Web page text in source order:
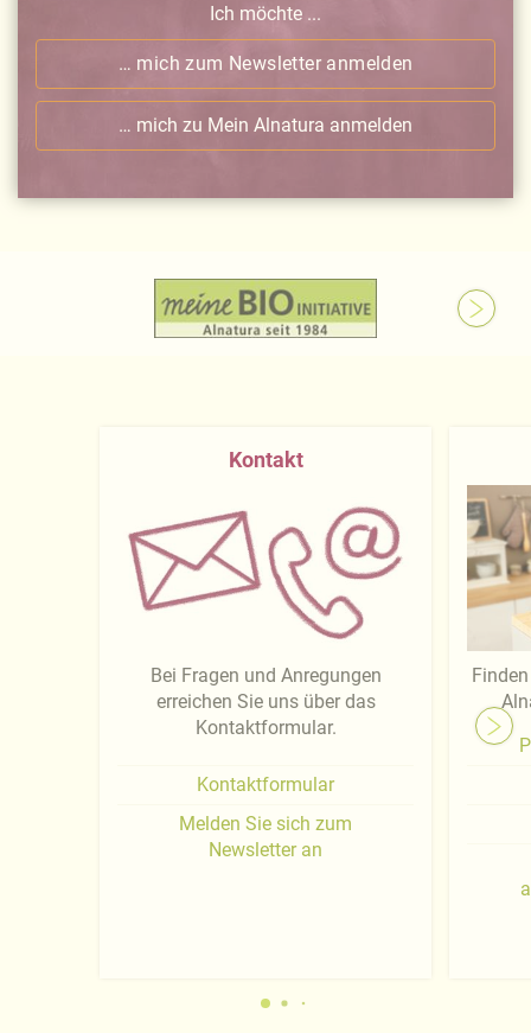
Ich möchte ...
… mich zum Newsletter anmelden
… mich zu Mein Alnatura anmelden
Kontakt
Bei Fragen und Anregungen
erreichen Sie uns über das
Kontaktformular.
Kontaktformular
Melden Sie sich zum
Newsletter an